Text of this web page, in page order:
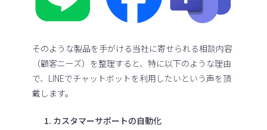
そのような製品を手がける当社に寄せられる相談内容
（顧客ニーズ）を整理すると、特に以下のような理由
で、LINEでチャットボットを利用したいという声を頂
戴します。
カスタマーサポートの自動化